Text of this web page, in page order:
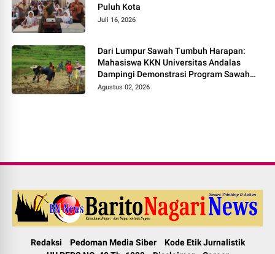
Puluh Kota
Juli 16, 2026
Dari Lumpur Sawah Tumbuh Harapan:
Mahasiswa KKN Universitas Andalas
Dampingi Demonstrasi Program Sawah
Pokok Murah di Jorong Bayua
Agustus 02, 2026
Redaksi Pedoman Media Siber
Kode Etik Jurnalistik